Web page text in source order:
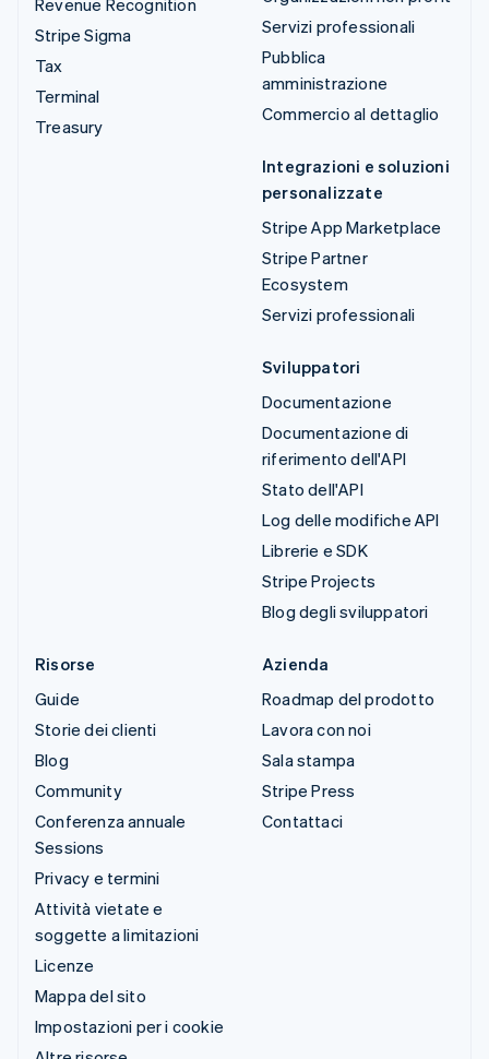
Revenue Recognition
Stripe Sigma
Tax
Terminal
Treasury
Servizi professionali
Pubblica
amministrazione
Commercio al dettaglio
Integrazioni e soluzioni
personalizzate
Stripe App Marketplace
Stripe Partner
Ecosystem
Servizi professionali
Sviluppatori
Documentazione
Documentazione di
riferimento dell'API
Stato dell'API
Log delle modifiche API
Librerie e SDK
Stripe Projects
Blog degli sviluppatori
Risorse
Guide
Storie dei clienti
Blog
Community
Conferenza annuale
Sessions
Privacy e termini
Attività vietate e
soggette a limitazioni
Licenze
Mappa del sito
Impostazioni per i cookie
Azienda
Roadmap del prodotto
Lavora con noi
Sala stampa
Stripe Press
Contattaci